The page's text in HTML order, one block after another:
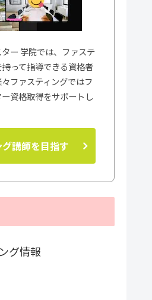
ー 学院では、ファステ
って指導できる資格者
ファスティングではフ
資格取得をサポートし
講師を目指す
グ情報